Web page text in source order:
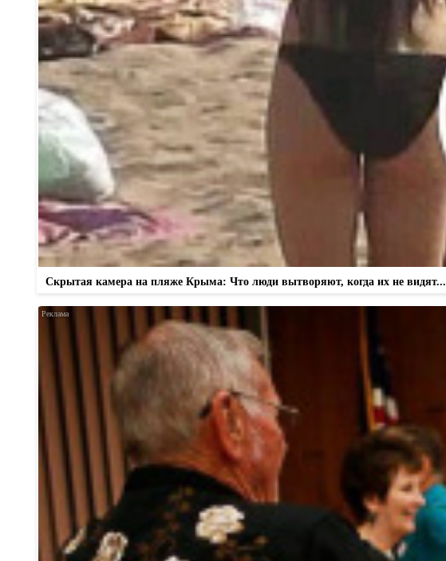
Скрытая камера на пляже Крыма: Что люди вытворяют, когда их не видят...